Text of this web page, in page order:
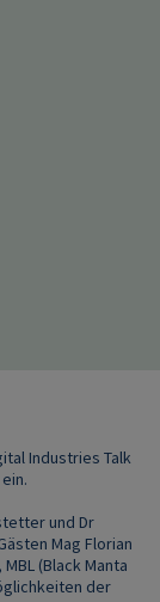
Industries Talk
ein.
und Dr
n Mag Florian
(Black Manta
der